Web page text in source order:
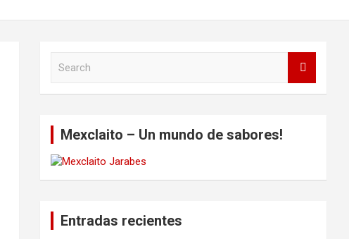
Mexclaito – Un mundo de sabores!
Entradas recientes